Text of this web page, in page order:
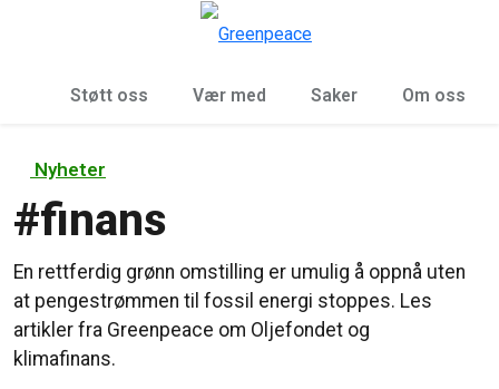
Støtt oss Vær med Saker Om oss
Nyheter
#finans
En rettferdig grønn omstilling er umulig å oppnå uten
at pengestrømmen til fossil energi stoppes. Les
artikler fra Greenpeace om Oljefondet og
klimafinans.